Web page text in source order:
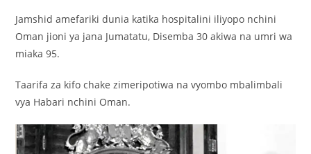
Jamshid amefariki dunia katika hospitalini iliyopo nchini
Oman jioni ya jana Jumatatu, Disemba 30 akiwa na umri wa
miaka 95.
Taarifa za kifo chake zimeripotiwa na vyombo mbalimbali
vya Habari nchini Oman.